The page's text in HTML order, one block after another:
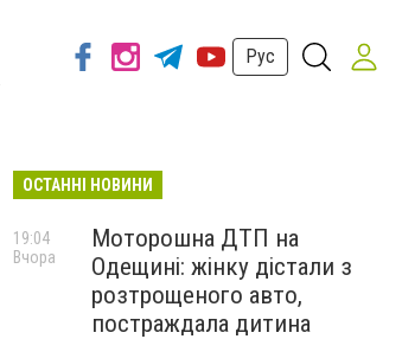
Рус
ОСТАННІ НОВИНИ
Моторошна ДТП на
Одещині: жінку дістали з
розтрощеного авто,
постраждала дитина
19:04
Вчора